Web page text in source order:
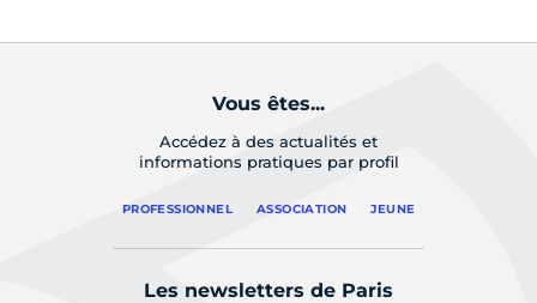
Vous êtes...
Accédez à des actualités et
informations pratiques par profil
PROFESSIONNEL ASSOCIATION JEUNE
Les newsletters de Paris